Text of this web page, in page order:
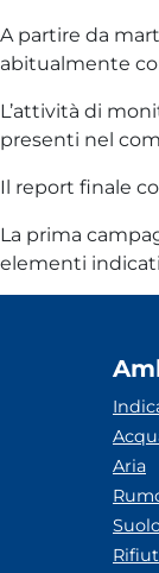
A partire da
abitualmente
L’attività di
presenti nel
Il report finale
La prima
elementi
Aria